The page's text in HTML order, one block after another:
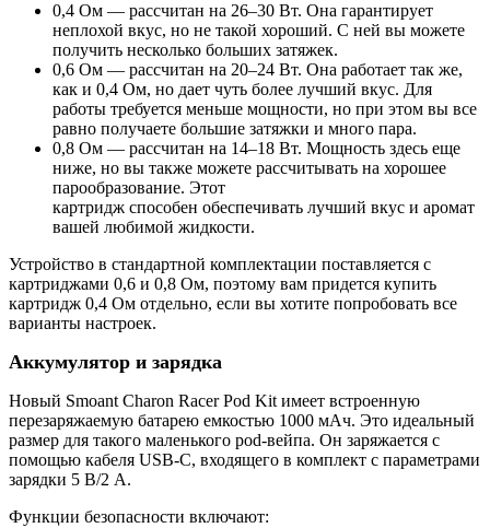
0,4 Ом — рассчитан на 26–30 Вт. Она гарантирует
неплохой вкус, но не такой хороший. С ней вы можете
получить несколько больших затяжек.
0,6 Ом — рассчитан на 20–24 Вт. Она работает так же,
как и 0,4 Ом, но дает чуть более лучший вкус. Для
работы требуется меньше мощности, но при этом вы все
равно получаете большие затяжки и много пара.
0,8 Ом — рассчитан на 14–18 Вт. Мощность здесь еще
ниже, но вы также можете рассчитывать на хорошее
парообразование. Этот
картридж способен обеспечивать лучший вкус и аромат
вашей любимой жидкости.
Устройство в стандартной комплектации поставляется с
картриджами 0,6 и 0,8 Ом, поэтому вам придется купить
картридж 0,4 Ом отдельно, если вы хотите попробовать все
варианты настроек.
Аккумулятор и зарядка
Новый Smoant Charon Racer Pod Kit имеет встроенную
перезаряжаемую батарею емкостью 1000 мАч. Это идеальный
размер для такого маленького pod-вейпа. Он заряжается с
помощью кабеля USB-C, входящего в комплект с параметрами
зарядки 5 В/2 А.
Функции безопасности включают: